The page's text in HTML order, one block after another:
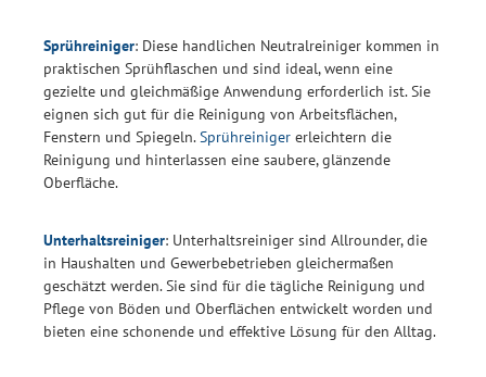
Sprühreiniger: Diese handlichen Neutralreiniger kommen in
praktischen Sprühflaschen und sind ideal, wenn eine
gezielte und gleichmäßige Anwendung erforderlich ist. Sie
eignen sich gut für die Reinigung von Arbeitsflächen,
Fenstern und Spiegeln.Sprühreiniger erleichtern die
Reinigung und hinterlassen eine saubere, glänzende
Oberfläche.
Unterhaltsreiniger: Unterhaltsreiniger sind Allrounder, die
in Haushalten und Gewerbebetrieben gleichermaßen
geschätzt werden. Sie sind für die tägliche Reinigung und
Pflege von Böden und Oberflächen entwickelt worden und
bieten eine schonende und effektive Lösung für den Alltag.